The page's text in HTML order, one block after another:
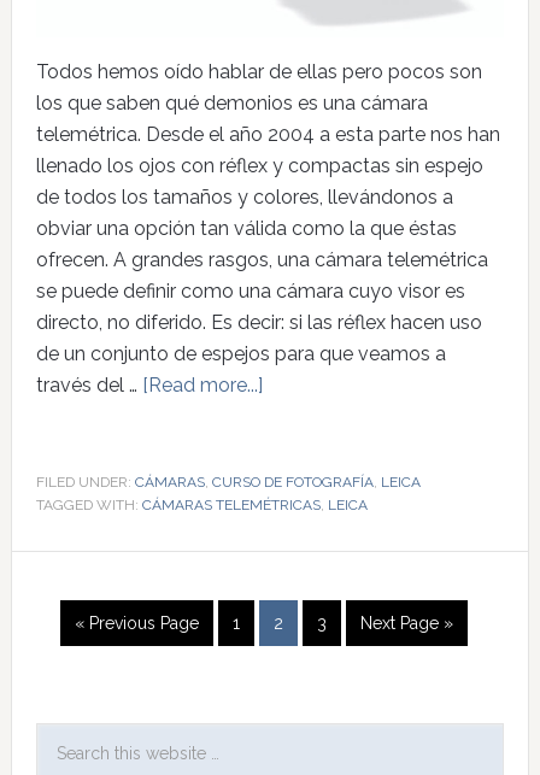
Todos hemos oído hablar de ellas pero pocos son
los que saben qué demonios es una cámara
telemétrica. Desde el año 2004 a esta parte nos han
llenado los ojos con réflex y compactas sin espejo
de todos los tamaños y colores, llevándonos a
obviar una opción tan válida como la que éstas
ofrecen. A grandes rasgos, una cámara telemétrica
se puede definir como una cámara cuyo visor es
directo, no diferido. Es decir: si las réflex hacen uso
de un conjunto de espejos para que veamos a
través del … [Read more...]
FILED UNDER: CÁMARAS, CURSO DE FOTOGRAFÍA, LEICA
TAGGED WITH: CÁMARAS TELEMÉTRICAS, LEICA
« Previous Page 1 2 3 Next Page »